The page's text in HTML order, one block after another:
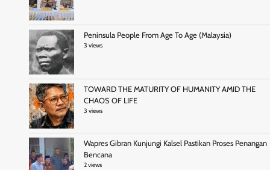
Peninsula People From Age To Age (Malaysia)
3 views
TOWARD THE MATURITY OF HUMANITY AMID THE
CHAOS OF LIFE
3 views
Wapres Gibran Kunjungi Kalsel Pastikan Proses Penangan
Bencana
2 views